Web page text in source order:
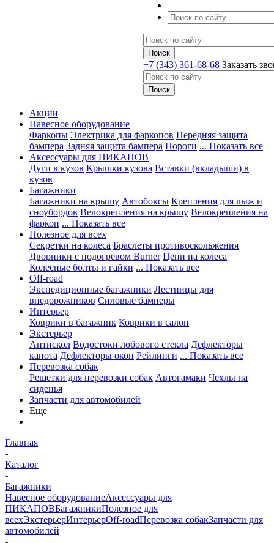
+7 (343) 361-68-68 Заказать
Акции
Навесное оборудование
Фаркопы Электрика для фаркопов Передняя защита
бампера Задняя защита бампера Пороги ... Показать все
Аксессуары для ПИКАПОВ
Дуги в кузов Крышки кузова Вставки (вкладыши) в
кузов
Багажники
Багажники на крышу Автобоксы Крепления для лыж и
сноубордов Велокрепления на крышу Велокрепления на
фаркоп ... Показать все
Полезное для всех
Секретки на колеса Браслеты противоскольжения
Дворники с подогревом Burner Цепи на колеса
Колесные болты и гайки ... Показать все
Off-road
Экспедиционные багажники Лестницы для
внедорожников Силовые бамперы
Интерьер
Коврики в багажник Коврики в салон
Экстерьер
Антискол Водостоки лобового стекла Дефлекторы
капота Дефлекторы окон Рейлинги ... Показать все
Перевозка собак
Решетки для перевозки собак Автогамаки Чехлы на
сиденья
Запчасти для автомобилей
Еще
Главная
-
Каталог
-
Багажники
Навесное оборудованиеАксессуары для
ПИКАПОВБагажникиПолезное для
всехЭкстерьерИнтерьерOff-roadПеревозка собакЗапчасти для
автомобилей